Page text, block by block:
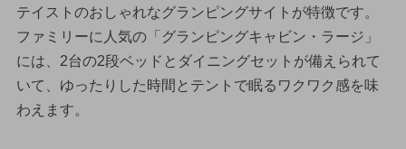
テイストのおしゃれなグランピングサイトが特徴です。
ファミリーに人気の「グランピングキャビン・ラージ」
には、2台の2段ベッドとダイニングセットが備えられて
いて、ゆったりした時間とテントで眠るワクワク感を味
わえます。